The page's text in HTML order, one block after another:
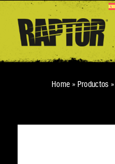
content
Home » Productos »